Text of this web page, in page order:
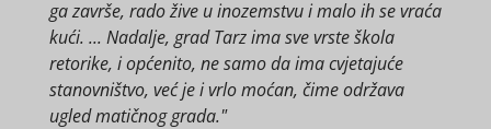
ga završe, rado žive u inozemstvu i malo ih se vraća
kući. ... Nadalje, grad Tarz ima sve vrste škola
retorike, i općenito, ne samo da ima cvjetajuće
stanovništvo, već je i vrlo moćan, čime održava
ugled matičnog grada."